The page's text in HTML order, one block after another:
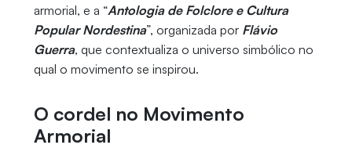
armorial, e a “Antologia de Folclore e Cultura
Popular Nordestina”, organizada por Flávio
Guerra, que contextualiza o universo simbólico no
qual o movimento se inspirou.
O cordel no Movimento
Armorial